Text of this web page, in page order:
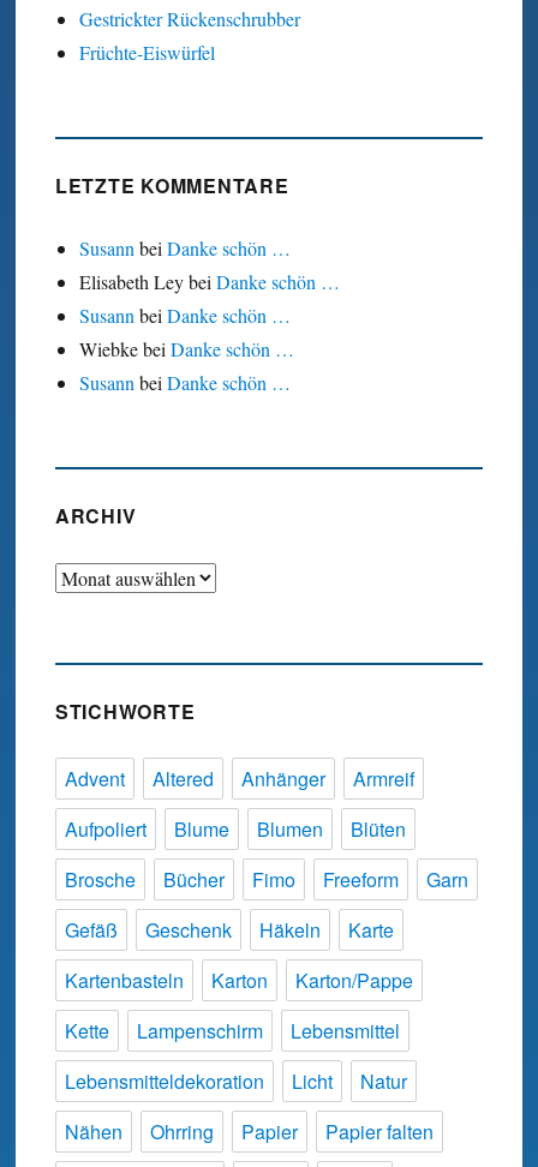
Gestrickter Rückenschrubber
Früchte-Eiswürfel
LETZTE KOMMENTARE
SusannbeiDanke schön …
Elisabeth LeybeiDanke schön …
SusannbeiDanke schön …
WiebkebeiDanke schön …
SusannbeiDanke schön …
ARCHIV
Archiv
STICHWORTE
Advent Altered Anhänger
Armreif
Aufpoliert
Blume Blumen
Blüten
Brosche
Bücher Fimo Freeform
Garn
Gefäß
Geschenk Häkeln
Karte
Kartenbasteln
Karton
Karton/Pappe
Kette
Lampenschirm
Lebensmittel
Lebensmitteldekoration
Licht
Natur
Nähen
Ohrring Papier
Papier falten